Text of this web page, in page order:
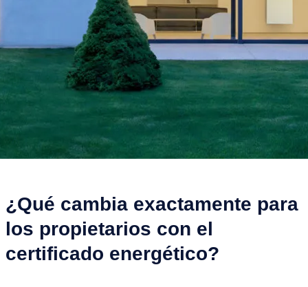
¿Qué cambia exactamente para
los propietarios con el
certificado energético?